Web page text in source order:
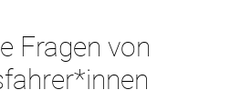
Fragen von